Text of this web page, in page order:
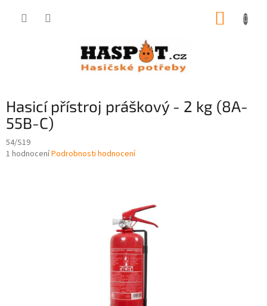
Hasicí přístroj práškový - 2 kg (8A-
55B-C)
54/S19
Průměrné
1 hodnoceníPodrobnosti hodnocení